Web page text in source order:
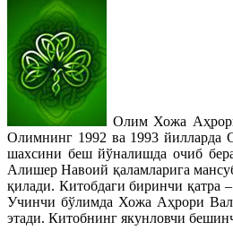
Олим Хожа
Олимнинг 1992 ва 1993 йилларда
шахсини беш йўналишда очиб
Алишер Навоий қаламларига
қилади. Китобдаги биринчи қатра
Учинчи бўлимда Хожа Аҳрори
этади. Китобнинг якунловчи